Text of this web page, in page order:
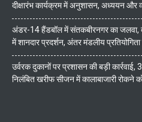
दीक्षारंभ कार्यक्रम में अनुशासन, अध्ययन और
अंडर-14 हैंडबॉल में संतकबीरनगर का जलवा,
में शानदार प्रदर्शन, अंतर मंडलीय
उर्वरक दुकानों पर प्रशासन की बड़ी
निलंबित खरीफ सीजन में कालाबाजारी रोकने